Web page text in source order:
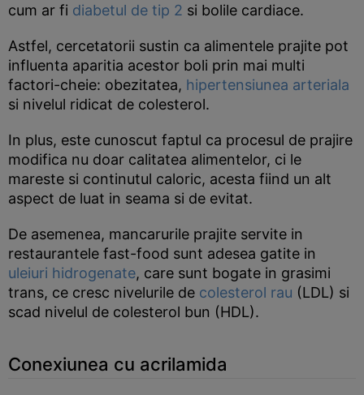
cum ar fi diabetul de tip 2 si bolile cardiace.
Astfel, cercetatorii sustin ca alimentele prajite pot
influenta aparitia acestor boli prin mai multi
factori-cheie: obezitatea, hipertensiunea arteriala
si nivelul ridicat de colesterol.
In plus, este cunoscut faptul ca procesul de prajire
modifica nu doar calitatea alimentelor, ci le
mareste si continutul caloric, acesta fiind un alt
aspect de luat in seama si de evitat.
De asemenea, mancarurile prajite servite in
restaurantele fast-food sunt adesea gatite in
uleiuri hidrogenate, care sunt bogate in grasimi
trans, ce cresc nivelurile de colesterol rau (LDL) si
scad nivelul de colesterol bun (HDL).
Conexiunea cu acrilamida